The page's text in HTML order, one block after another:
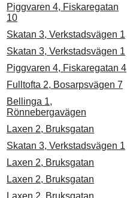
Piggvaren 4, Fiskaregatan
10
Skatan 3, Verkstadsvägen 1
Skatan 3, Verkstadsvägen 1
Piggvaren 4, Fiskaregatan 4
Fulltofta 2, Bosarpsvägen 7
Bellinga 1,
Rönnebergavägen
Laxen 2, Bruksgatan
Skatan 3, Verkstadsvägen 1
Laxen 2, Bruksgatan
Laxen 2, Bruksgatan